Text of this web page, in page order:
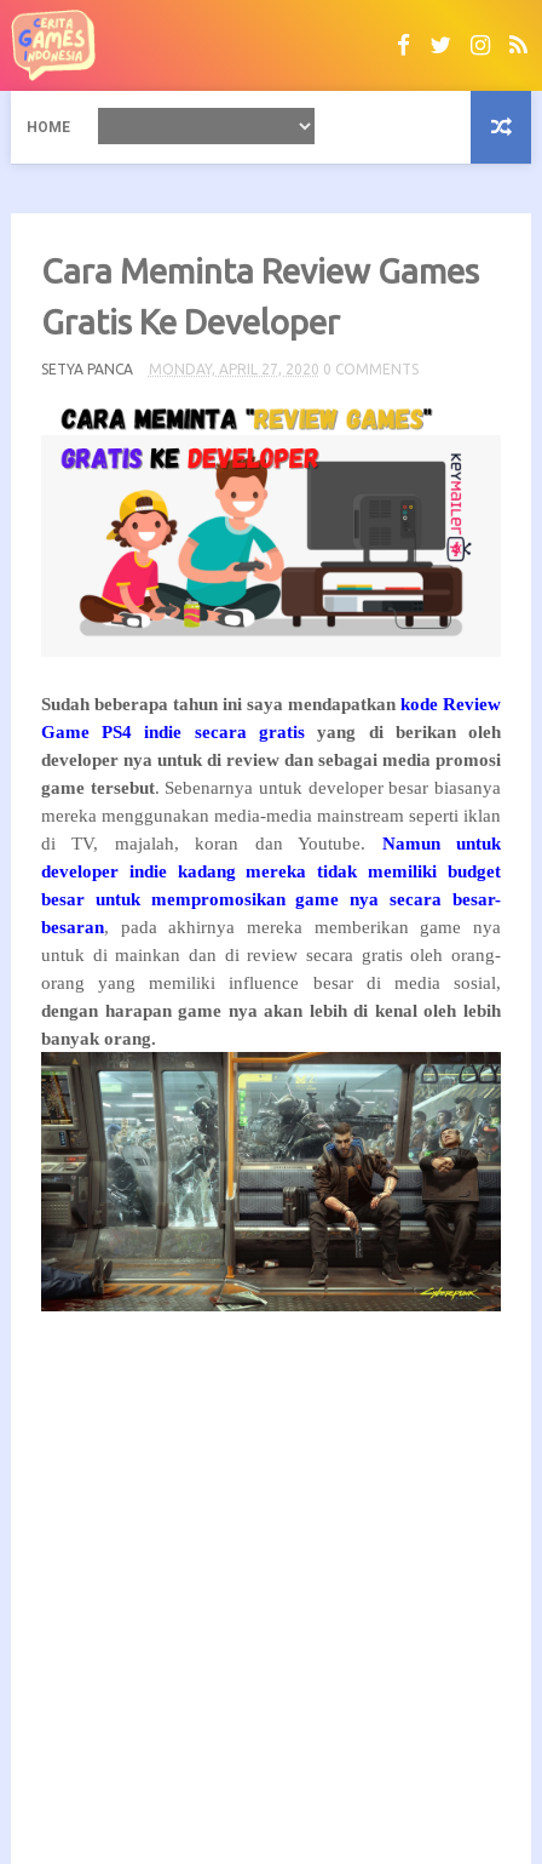
HOME
Cara Meminta Review Games
Gratis Ke Developer
SETYA PANCA MONDAY, APRIL 27, 2020 0 COMMENTS
Sudah beberapa tahun ini saya mendapatkan kode Review
Game PS4 indie secara gratis yang di berikan oleh
developer nya untuk di review dan sebagai media promosi
game tersebut. Sebenarnya untuk developer besar biasanya
mereka menggunakan media-media mainstream seperti iklan
di TV, majalah, koran dan Youtube. Namun untuk
developer indie kadang mereka tidak memiliki budget
besar untuk mempromosikan game nya secara besar-
besaran, pada akhirnya mereka memberikan game nya
untuk di mainkan dan di review secara gratis oleh orang-
orang yang memiliki influence besar di media sosial,
dengan harapan game nya akan lebih di kenal oleh lebih
banyak orang.